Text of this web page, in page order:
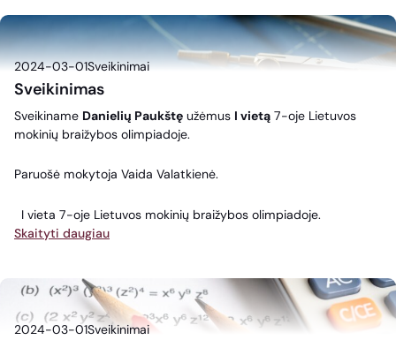
2024-03-01Sveikinimai
Sveikinimas
Sveikiname Danielių Paukštę užėmus I vietą 7-oje Lietuvos
mokinių braižybos olimpiadoje.
Paruošė mokytoja Vaida Valatkienė.
I vieta 7-oje Lietuvos mokinių braižybos olimpiadoje.
Skaityti daugiau
2024-03-01Sveikinimai